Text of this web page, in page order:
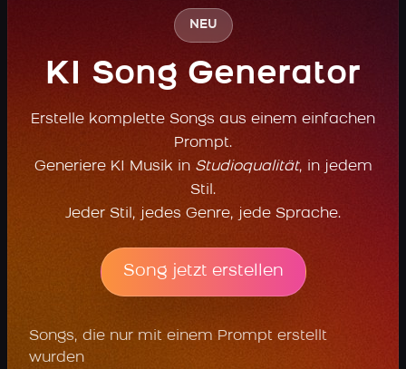
NEU
KI Song Generator
Erstelle komplette Songs aus einem einfachen
Prompt.
Generiere KI Musik in Studioqualität, in jedem
Stil.
Jeder Stil, jedes Genre, jede Sprache.
Song jetzt erstellen
Songs, die nur mit einem Prompt erstellt
wurden